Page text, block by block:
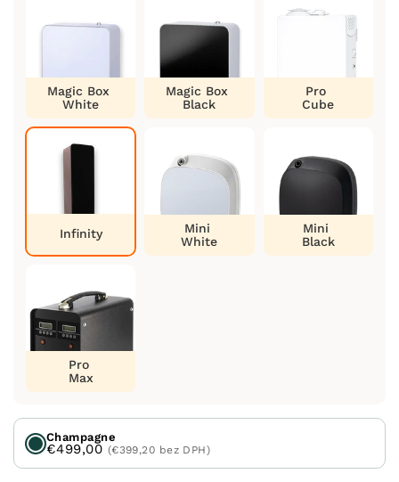
Magic Box
White
Magic Box
Black
Pro
Cube
Infinity
Mini
White
Mini
Black
Pro
Max
Champagne
€499,00 (€399,20 bez DPH)